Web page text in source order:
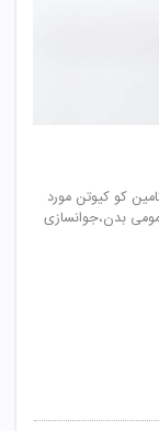
جهت تامین کو کیوتن مورد
بدن،جوانسازی